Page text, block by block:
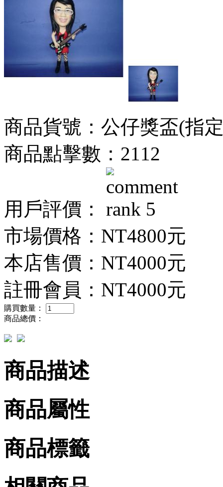
商品貨號：公仔獎盃(指
商品點擊數：2112
用戶評價：
市場價格： NT4800元
本店售價： NT4000元
註冊會員： NT4000元
購買數量：
商品總價：
商品描述
商品屬性
商品標籤